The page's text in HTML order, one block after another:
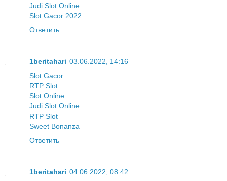
Judi Slot Online
Slot Gacor 2022
Ответить
1beritahari 03.06.2022, 14:16
Slot Gacor
RTP Slot
Slot Online
Judi Slot Online
RTP Slot
Sweet Bonanza
Ответить
1beritahari 04.06.2022, 08:42